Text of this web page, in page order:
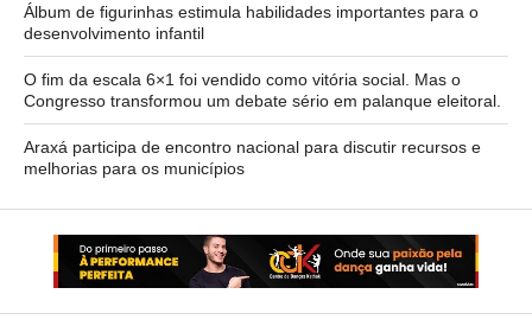
Álbum de figurinhas estimula habilidades importantes para o
desenvolvimento infantil
O fim da escala 6×1 foi vendido como vitória social. Mas o
Congresso transformou um debate sério em palanque eleitoral.
Araxá participa de encontro nacional para discutir recursos e
melhorias para os municípios